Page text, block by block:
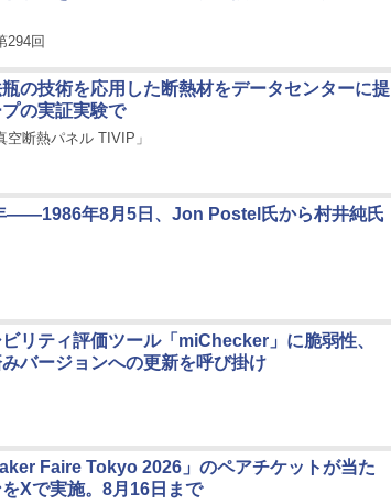
294回
の技術を応用した断熱材をデータセンターに提
の実証実験で
空断熱パネル TIVIP」
――1986年8月5日、Jon Postel氏から村井純氏
リティ評価ツール「miChecker」に脆弱性、
バージョンへの更新を呼び掛け
Faire Tokyo 2026」のペアチケットが当た
Xで実施。8月16日まで